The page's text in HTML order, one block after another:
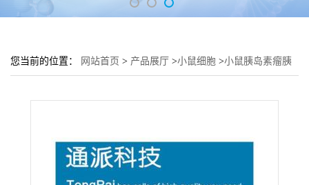
您当前的位置： 网站首页 > 产品展厅 >小鼠细胞 >小鼠胰岛素瘤胰